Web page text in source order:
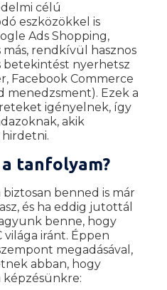
célú
eszközökkel is
Ads Shopping,
más, rendkívül hasznos
betekintést nyerhetsz
Facebook Commerce
menedzsment). Ezek a
igényelnek, így
akik
tanfolyam?
benned is már
és ha eddig jutottál
benne, hogy
világa iránt. Éppen
megadásával,
abban, hogy